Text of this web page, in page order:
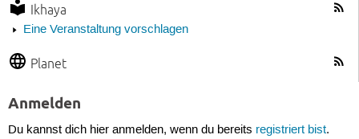
Ikhaya
Eine Veranstaltung vorschlagen
Planet
Anmelden
Du kannst dich hier anmelden, wenn du bereits registriert bist.